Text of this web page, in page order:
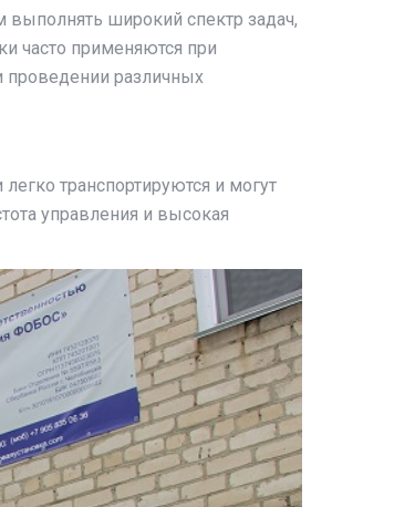
широкий спектр задач,
часто применяются при
проведении различных
транспортируются и могут
управления и высокая